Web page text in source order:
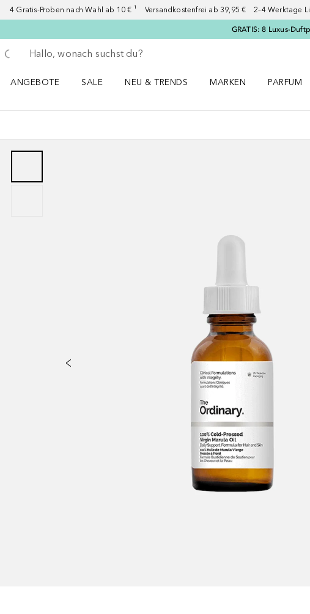
4 Gratis-Proben nach Wahl ab 10 € ¹ Versandkostenfrei ab 39,95 € 2–4 Werktage
GRATIS: 8 Luxus-
Gehe zurück
Suche ausführen
ANGEBOTE
SALE
NEU & TRENDS
MARKEN
PARFUM